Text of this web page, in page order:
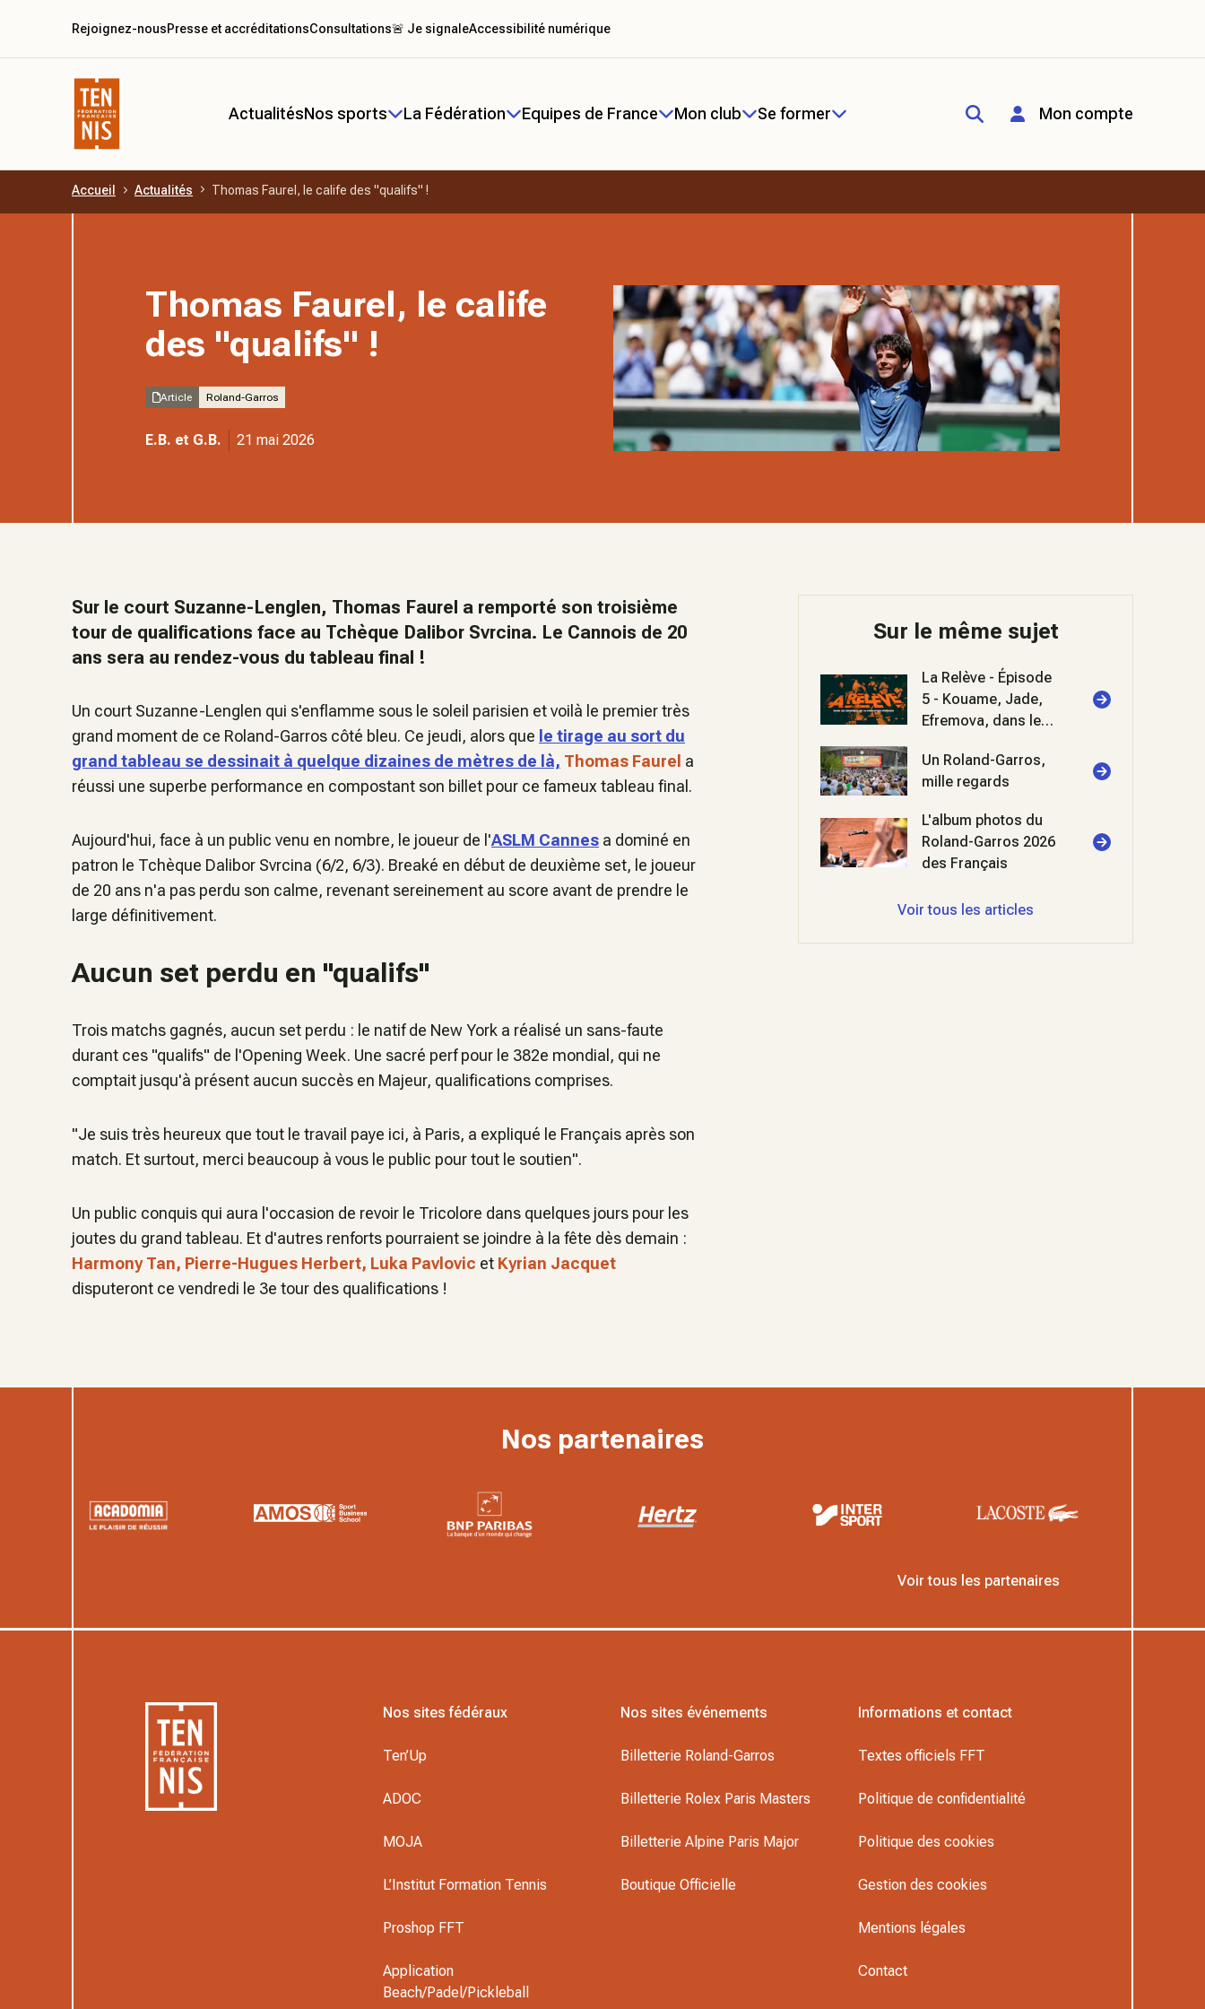
Aller au contenu principal
ActualitésNos sports La Fédération Equipes de France Mon club Se former Mon compte
Rejoignez-nousPresse et accréditationsConsultations🚨 Je signaleAccessibilité numérique
Accueil Actualités Thomas Faurel, le calife des "qualifs" !
Thomas Faurel, le calife
des "qualifs" !
Article Roland-Garros
E.B. et G.B. 21 mai 2026
Sur le court Suzanne-Lenglen, Thomas Faurel a remporté son troisième
tour de qualifications face au Tchèque Dalibor Svrcina. Le Cannois de 20
ans sera au rendez-vous du tableau final !
Un court Suzanne-Lenglen qui s'enflamme sous le soleil parisien et voilà le premier très
grand moment de ce Roland-Garros côté bleu. Ce jeudi, alors que le tirage au sort du
grand tableau se dessinait à quelque dizaines de mètres de là, Thomas Faurel a
réussi une superbe performance en compostant son billet pour ce fameux tableau final.
Aujourd'hui, face à un public venu en nombre, le joueur de l'ASLM Cannes a dominé en
patron le Tchèque Dalibor Svrcina (6/2, 6/3). Breaké en début de deuxième set, le joueur
de 20 ans n'a pas perdu son calme, revenant sereinement au score avant de prendre le
large définitivement.
Aucun set perdu en "qualifs"
Trois matchs gagnés, aucun set perdu : le natif de New York a réalisé un sans-faute
durant ces "qualifs" de l'Opening Week. Une sacré perf pour le 382e mondial, qui ne
comptait jusqu'à présent aucun succès en Majeur, qualifications comprises.
"Je suis très heureux que tout le travail paye ici, à Paris, a expliqué le Français après son
match. Et surtout, merci beaucoup à vous le public pour tout le soutien".
Un public conquis qui aura l'occasion de revoir le Tricolore dans quelques jours pour les
joutes du grand tableau. Et d'autres renforts pourraient se joindre à la fête dès demain :
Harmony Tan, Pierre-Hugues Herbert, Luka Pavlovic et Kyrian Jacquet
disputeront ce vendredi le 3e tour des qualifications !
Sur le même sujet
La Relève - Épisode
5 - Kouame, Jade,
Efremova, dans les
Roland-Garros 2026
Un Roland-Garros,
mille regards
L'album photos du
Roland-Garros 2026
des Français
Voir tous les articles
Nos partenaires
Voir tous les partenaires
Nos sites fédéraux
Ten’Up
ADOC
MOJA
L’Institut Formation Tennis
Proshop FFT
Application
Beach/Padel/Pickleball
Nos sites événements
Billetterie Roland-Garros
Billetterie Rolex Paris Masters
Billetterie Alpine Paris Major
Boutique Officielle
Informations et contact
Textes officiels FFT
Politique de confidentialité
Politique des cookies
Gestion des cookies
Mentions légales
Contact